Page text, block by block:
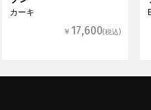
カーキ
￥ 17,600(税込)